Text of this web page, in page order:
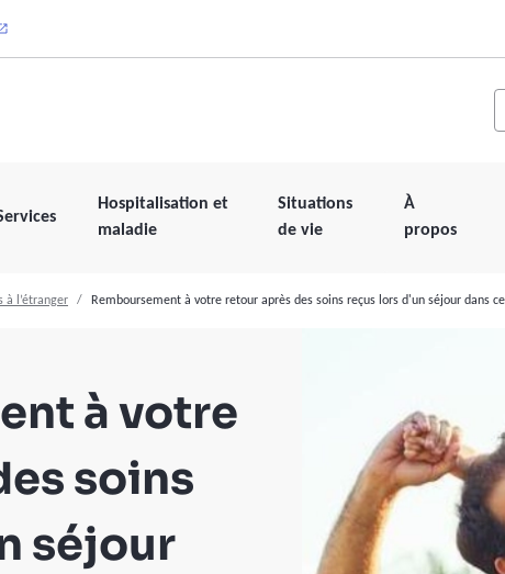
Hospitalisation et
maladie
Situations
de vie
À
propos
à l’étranger Remboursement à votre retour après des soins reçus lors d'un séjour dans
à votre
soins
séjour